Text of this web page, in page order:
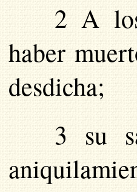
2 A
haber
desdicha;
3 su